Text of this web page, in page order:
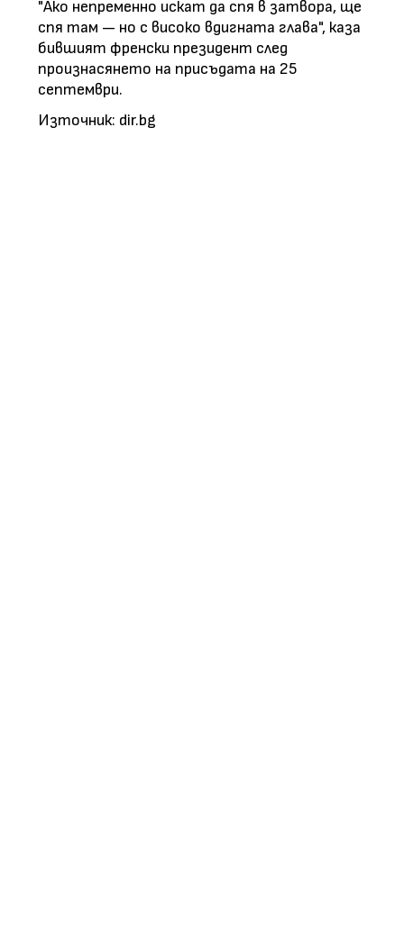
"Ако непременно искат да спя в затвора, ще
спя там — но с високо вдигната глава", каза
бившият френски президент след
произнасянето на присъдата на 25
септември.
Източник: dir.bg